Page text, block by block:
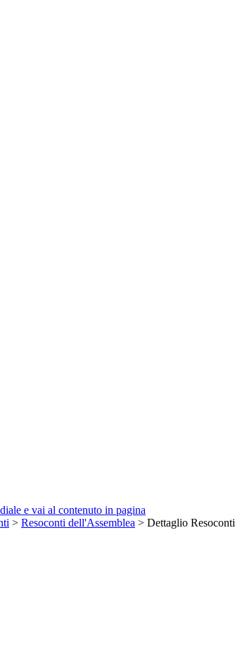
e vai al contenuto in pagina
> Resoconti dell'Assemblea > Dettaglio Resoconti